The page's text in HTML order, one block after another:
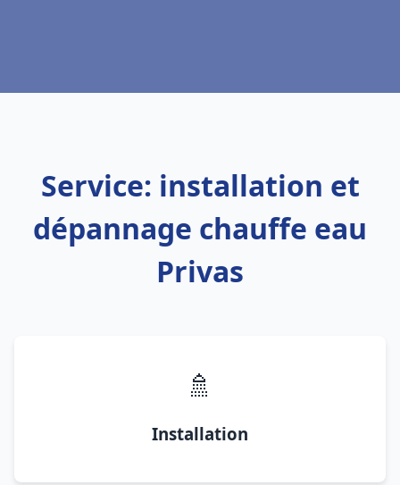
Service: installation et
dépannage chauffe eau
Privas
🚿
Installation